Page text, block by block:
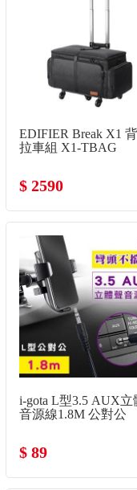
EDIFIER Break X1
拉車組 X1-TBAG
$ 2590
i-gota L型3.5 AUX立
音源線1.8M 公對公
$ 89